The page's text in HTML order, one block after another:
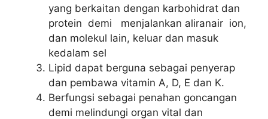
yang berkaitan dengan karbohidrat dan
protein demi menjalankan aliranair ion,
dan molekul lain, keluar dan masuk
kedalam sel
Lipid dapat berguna sebagai penyerap
dan pembawa vitamin A, D, E dan K.
Berfungsi sebagai penahan goncangan
demi melindungi organ vital dan